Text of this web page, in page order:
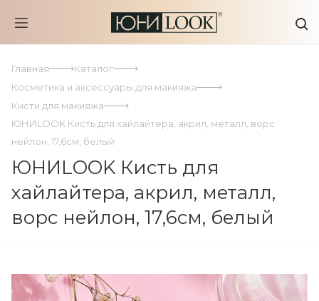
Главная
Каталог
Косметика и аксессуары для макияжа
Кисти для макияжа
ЮНИLOOK Кисть для хайлайтера, акрил, металл, ворс
нейлон, 17,6см, белый
ЮНИLOOK Кисть для
хайлайтера, акрил, металл,
ворс нейлон, 17,6см, белый